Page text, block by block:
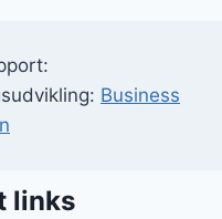
Business
links